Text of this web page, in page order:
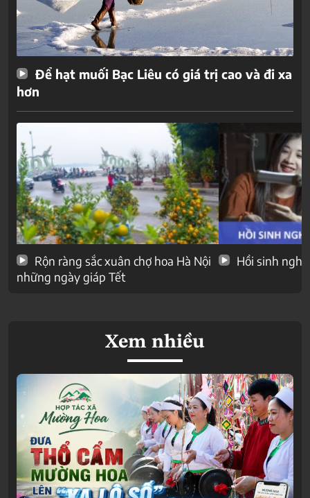
Để hạt muối Bạc Liêu có giá trị cao và đi xa
hơn
Rộn ràng sắc xuân chợ hoa Hà Nội
những ngày giáp Tết
Hồi sinh
Xem nhiều